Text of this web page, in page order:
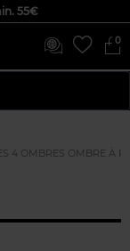
55€
0
4 OMBRES OMBRE À